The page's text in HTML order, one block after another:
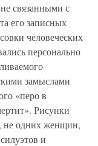
связанными с
его записных
человеческих
персонально
замыслами
«перо в
Рисунки
не одних женщин,
и